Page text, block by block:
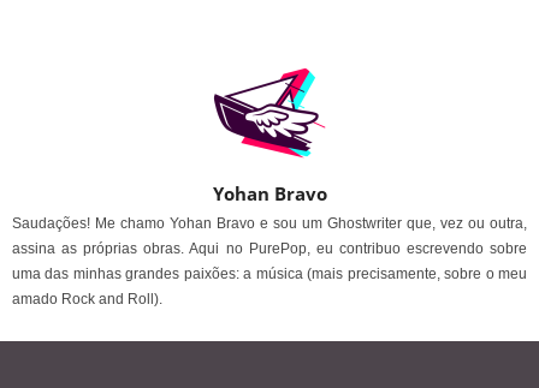
Yohan Bravo
Saudações! Me chamo Yohan Bravo e sou um Ghostwriter que, vez ou outra,
assina as próprias obras. Aqui no PurePop, eu contribuo escrevendo sobre
uma das minhas grandes paixões: a música (mais precisamente, sobre o meu
amado Rock and Roll).